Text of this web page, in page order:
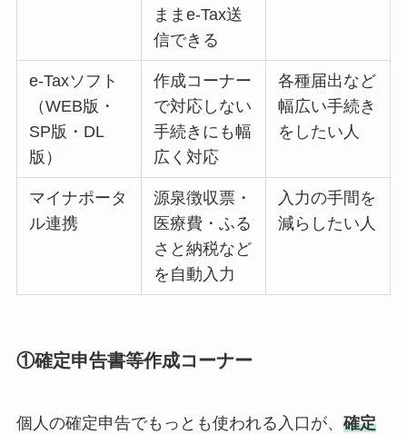
ままe-Tax送
信できる
e-Taxソフト
（WEB版・
SP版・DL
版）
作成コーナー
で対応しない
手続きにも幅
広く対応
各種届出など
幅広い手続き
をしたい人
マイナポータ
ル連携
源泉徴収票・
医療費・ふる
さと納税など
を自動入力
入力の手間を
減らしたい人
①確定申告書等作成コーナー
個人の確定申告でもっとも使われる入口が、 確定